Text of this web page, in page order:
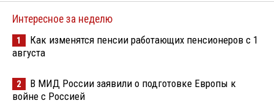
Интересное за неделю
1
Как изменятся пенсии работающих пенсионеров с 1
августа
2
В МИД России заявили о подготовке Европы к
войне с Россией